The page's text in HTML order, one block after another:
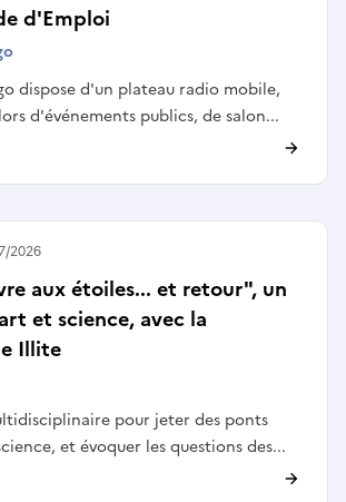
d'Emploi
dispose d'un plateau radio mobile,
d'événements publics, de salon...
aux étoiles... et retour", un
et science, avec la
Illite
pour jeter des ponts
et évoquer les questions des...
2026